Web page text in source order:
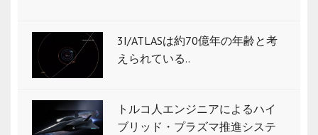
3I/ATLASは約70億年の年齢と考
えられている..
トルコ人エンジニアによるハイ
ブリッド・プラズマ推進システ